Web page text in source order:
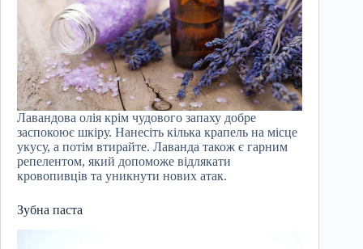
Лавандова олія крім чудового запаху добре
заспокоює шкіру. Нанесіть кілька крапель на місце
укусу, а потім втирайте. Лаванда також є гарним
репелентом, який допоможе відлякати
кровопивців та уникнути нових атак.
Зубна паста